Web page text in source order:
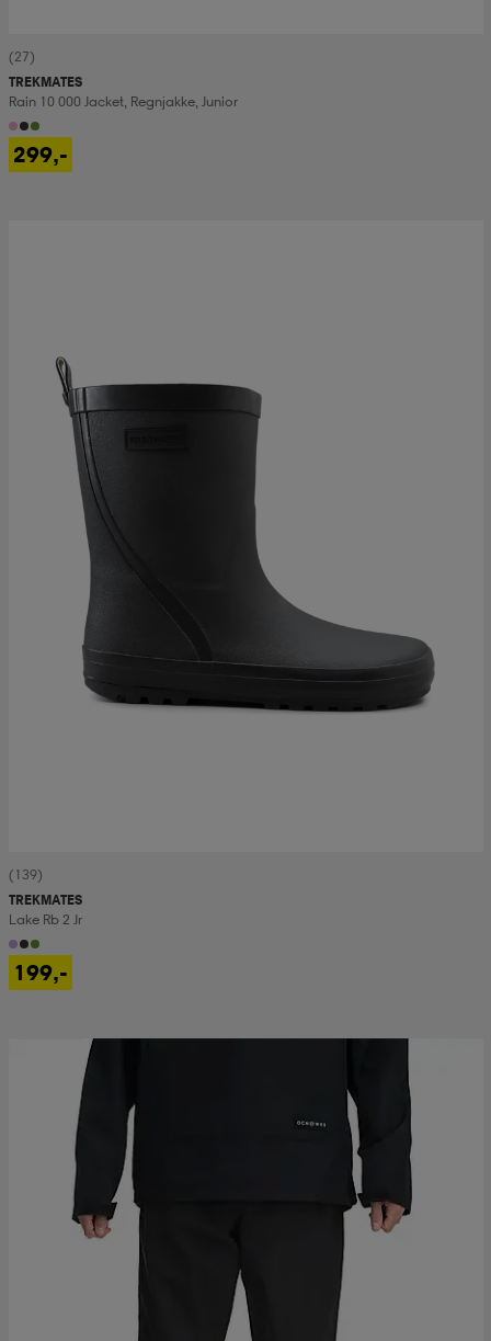
(27)
TREKMATES
Rain 10 000 Jacket, Regnjakke, Junior
299,-
(139)
TREKMATES
Lake Rb 2 Jr
199,-